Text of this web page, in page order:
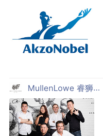
MullenLowe 睿狮广告传播 上海